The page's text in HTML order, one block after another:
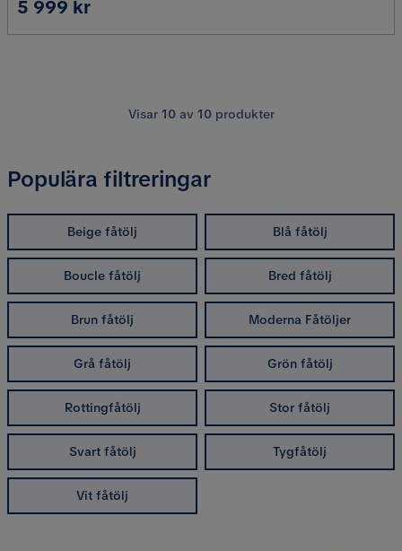
Pris
5 999 kr
Visar 10av 10produkter
Populära filtreringar
Beige fåtölj Blå fåtölj
Boucle fåtölj Bred fåtölj
Brun fåtölj Moderna Fåtöljer
Grå fåtölj Grön fåtölj
Rottingfåtölj Stor fåtölj
Svart fåtölj Tygfåtölj
Vit fåtölj